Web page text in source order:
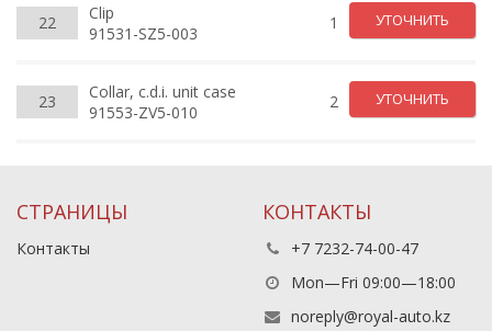
22
Clip
91531-SZ5-003
1 УТОЧНИТЬ
23
Collar, c.d.i. unit case
91553-ZV5-010
2 УТОЧНИТЬ
СТРАНИЦЫ
Контакты
КОНТАКТЫ
+7 7232-74-00-47
Mon—Fri 09:00—18:00
noreply@royal-auto.kz